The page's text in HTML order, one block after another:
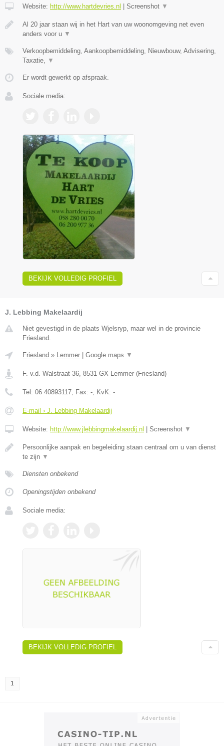
Website: http://www.hartdevries.nl Screenshot ▼
Al 20 jaar staan wij in het Hart van uw woonomgeving net even
anders voor u ▼
Verkoopbemiddeling, Aankoopbemiddeling, Nieuwbouw, Advisering,
Taxatie, ▼
Er wordt gewerkt op afspraak.
Sociale media:
BEKIJK VOLLEDIG PROFIEL
J. Lebbing Makelaardij
Niet gevestigd in de plaats Wjelsryp, maar wel in de provincie
Friesland.
Friesland » Lemmer Google maps ▼
F. v.d. Walstraat 36 8531 GX Lemmer (Friesland)
Tel: 06 40893117 , Fax: - , KvK: -
E-mail › J. Lebbing Makelaardij
Website: http://www.jlebbingmakelaardij.nl Screenshot ▼
Persoonlijke aanpak en begeleiding staan centraal om u van dienst
te zijn ▼
Diensten onbekend
Openingstijden onbekend
Sociale media:
BEKIJK VOLLEDIG PROFIEL
1